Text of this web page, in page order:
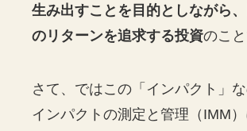
生み出すことを目的としながら
のリターンを追求する投資のこと
さて、ではこの「インパクト」な
インパクトの測定と管理（IMM